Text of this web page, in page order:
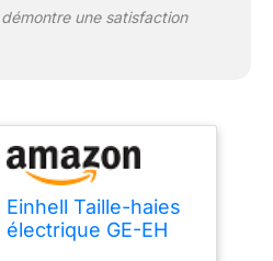
une satisfaction
Einhell Taille-haies
électrique GE-EH